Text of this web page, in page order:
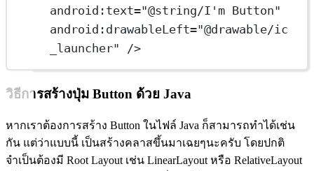
android:text="@string/I'm Button"
android:drawableLeft="@drawable/ic
_launcher"
/>
วิธีการสร้างปุ่ม Button ด้วย Java
หากเราต้องการสร้าง Button ในไฟล์ Java ก็สามารถทำได้เช่น
กัน แต่ว่าแบบนี้ เป็นสร้างคลาสขึ้นมาเฉยๆนะครับ โดยปกติ
จำเป็นต้องมี Root Layout เช่น LinearLayout หรือ RelativeLayout